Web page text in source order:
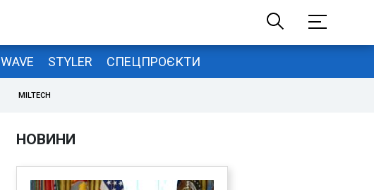
WAVE STYLER СПЕЦПРОЄКТИ
MILTECH
НОВИНИ